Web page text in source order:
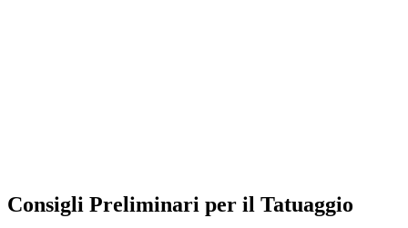
Consigli Preliminari per il Tatuaggio